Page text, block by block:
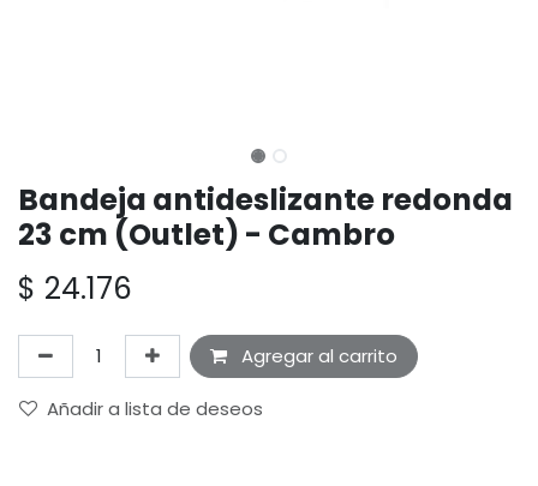
Bandeja antideslizante redonda
23 cm (Outlet) - Cambro
$ 24.176
Agregar al carrito
Añadir a lista de deseos